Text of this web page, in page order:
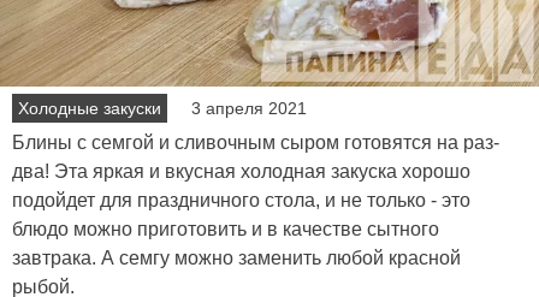
Холодные закуски 3 апреля 2021
Блины с семгой и сливочным сыром готовятся на раз-
два! Эта яркая и вкусная холодная закуска хорошо
подойдет для праздничного стола, и не только - это
блюдо можно приготовить и в качестве сытного
завтрака. А семгу можно заменить любой красной
рыбой.